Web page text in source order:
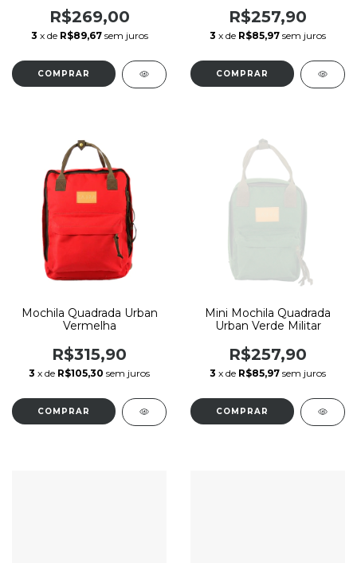
R$269,00
3 x de R$89,67 sem juros
R$257,90
3 x de R$85,97 sem juros
Mochila Quadrada Urban
Vermelha
R$315,90
3 x de R$105,30 sem juros
Mini Mochila Quadrada
Urban Verde Militar
R$257,90
3 x de R$85,97 sem juros